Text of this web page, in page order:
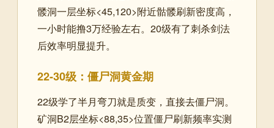
髅洞一层坐标<45,120>附近骷髅刷新密度高，
一小时能撸3万经验左右。20级有了刺杀剑法
后效率明显提升。
22-30级：僵尸洞黄金期
22级学了半月弯刀就是质变，直接去僵尸洞。
矿洞B2层坐标<88,35>位置僵尸刷新频率实测